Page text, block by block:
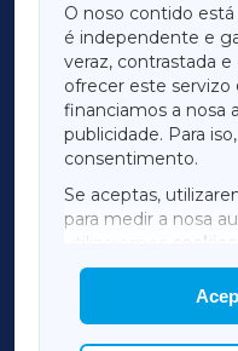
O noso contido
é independente e
veraz, contrastada
ofrecer este servizo
financiamos a nosa
publicidade. Para
consentimento.
Se aceptas,
para medir a nosa
utilizaremos
mostrar
Así mesmo, podes
cookies que